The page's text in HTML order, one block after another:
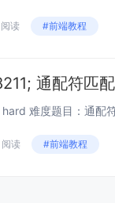
读 #前端教程
通配符匹配
读 #前端教程